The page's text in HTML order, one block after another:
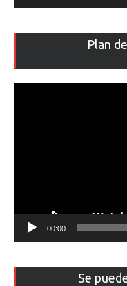
Plan
00:00
Se